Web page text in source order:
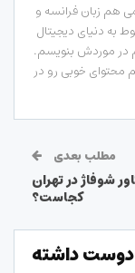
هم زبان فرانسه و
به دنیای دیجیتال
موردش بنویسم.
محتوای خوبی رو در
مطلب بعدی
شوفاژ در تهران
کجاست؟
داشته